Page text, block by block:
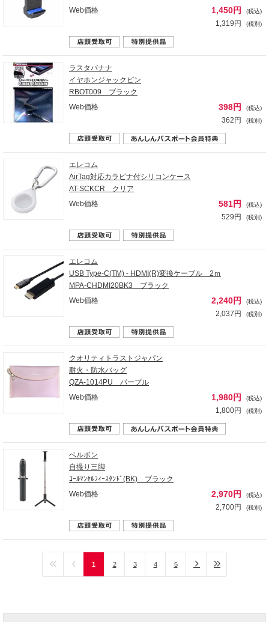
Web価格
1,450円 (税込)
1,319円 (税別)
ラスタバナナ
イヤホンジャックピン
RBOT009 ブラック
Web価格
398円 (税込)
362円 (税別)
エレコム
AirTag対応カラビナ付シリコンケース
AT-SCKCR クリア
Web価格
581円 (税込)
529円 (税別)
エレコム
USB Type-C(TM) - HDMI(R)変換ケーブル 2ｍ
MPA-CHDMI20BK3 ブラック
Web価格
2,240円 (税込)
2,037円 (税別)
クオリティトラストジャパン
耐火・防水バッグ
QZA-1014PU パープル
Web価格
1,980円 (税込)
1,800円 (税別)
ベルボン
自撮り三脚
ｺｰﾙﾏﾝｾﾙﾌｨｰｽﾀﾝﾄﾞ(BK) ブラック
Web価格
2,970円 (税込)
2,700円 (税別)
1 2 3 4 5